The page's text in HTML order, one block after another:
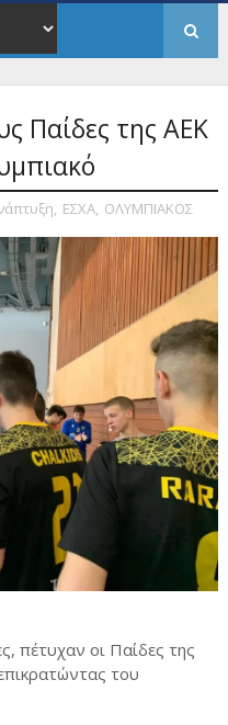
Παίδες της ΑΕΚ
, ΕΣΧΑ, ΟΛΥΜΠΙΑΚΟΣ
πέτυχαν οι Παίδες της
του